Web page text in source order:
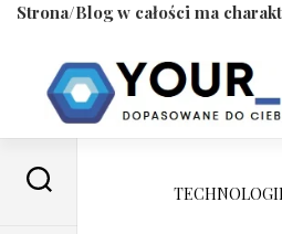
Strona/Blog w całości ma
content